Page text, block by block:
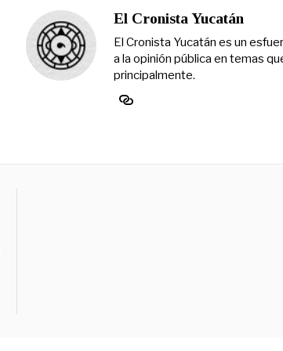
El Cronista Yucatán
El Cronista Yucatán es un
a la opinión pública en temas
principalmente.